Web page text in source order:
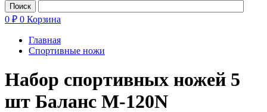
0 ₽ 0 Корзина
Главная
Спортивные ножи
Набор спортивных ножей 5
шт Баланс M-120N